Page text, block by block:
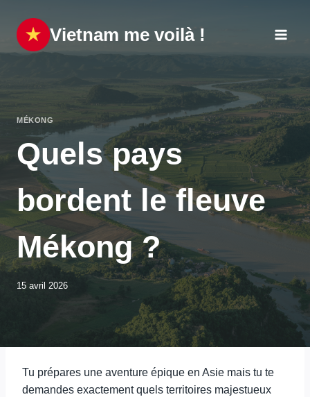
contenu
Vietnam me voilà !
MÉKONG
Quels pays
bordent le fleuve
Mékong ?
15 avril 2026
Tu prépares une aventure épique en Asie mais tu te
demandes exactement quels territoires majestueux